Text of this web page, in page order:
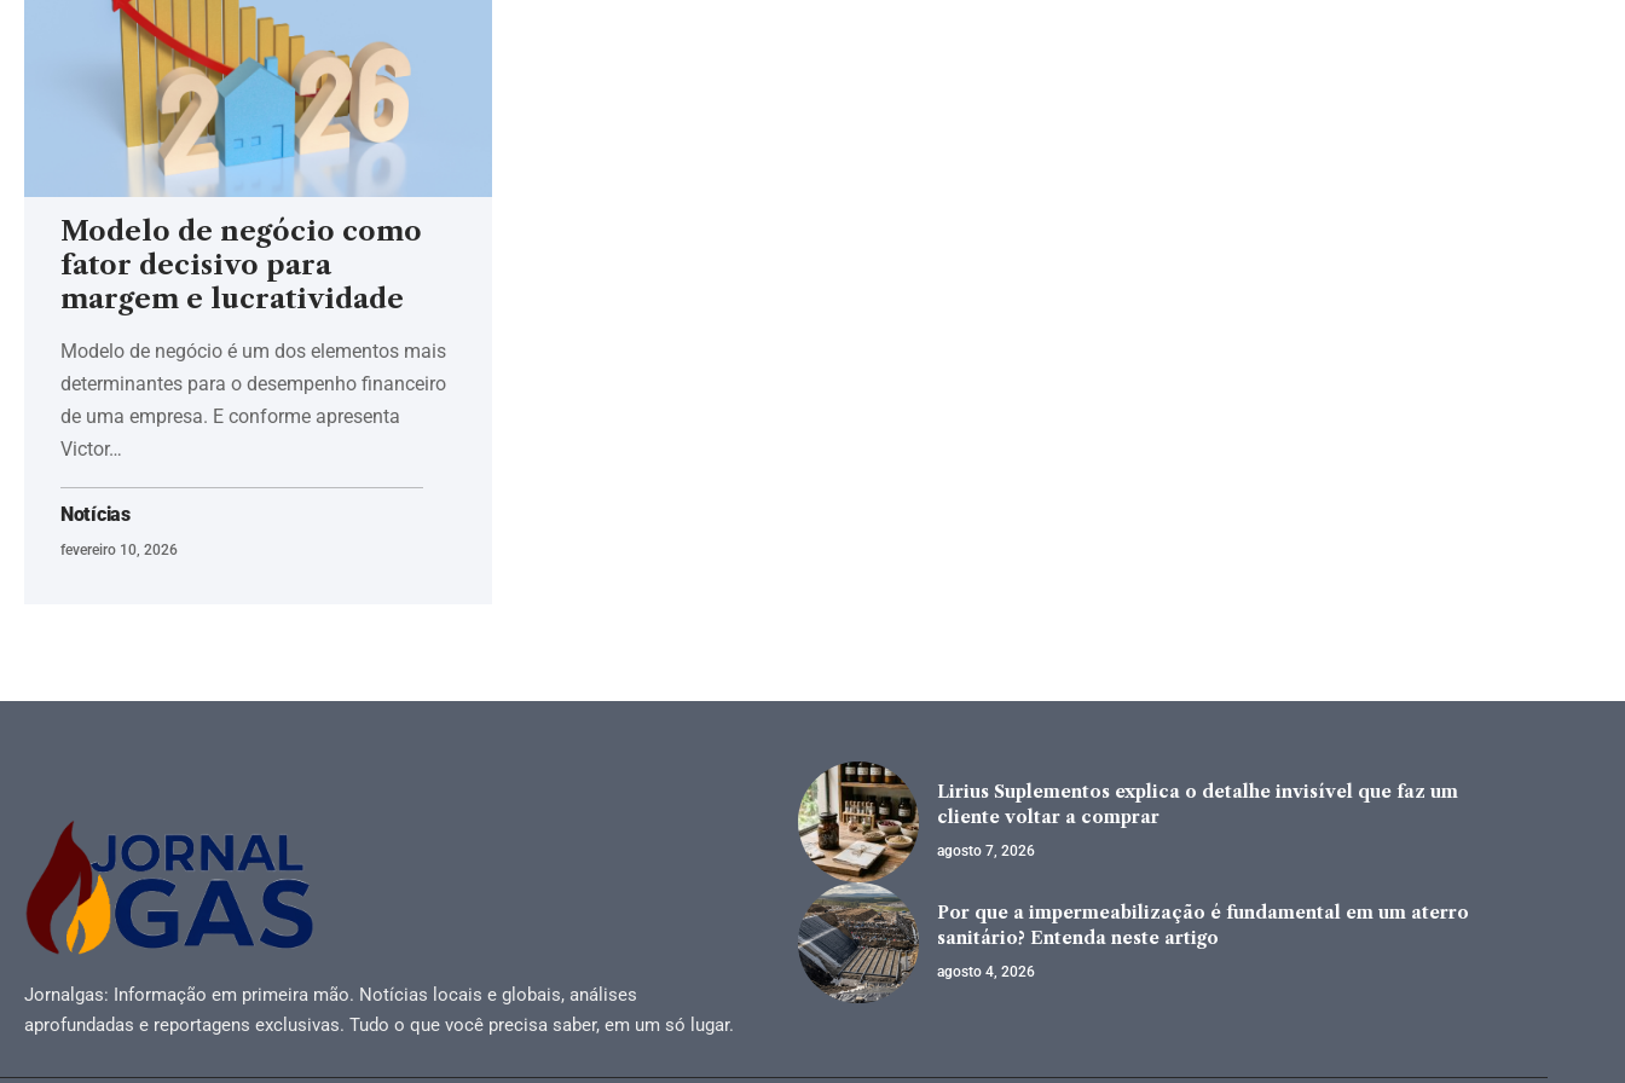
Modelo de negócio como
fator decisivo para
margem e lucratividade
Modelo de negócio é um dos elementos mais
determinantes para o desempenho financeiro
de uma empresa. E conforme apresenta
Victor…
Notícias
fevereiro 10, 2026
Jornalgas: Informação em primeira mão. Notícias locais e globais, análises
aprofundadas e reportagens exclusivas. Tudo o que você precisa saber, em um só lugar.
Lirius Suplementos explica o detalhe invisível que faz um
cliente voltar a comprar
agosto 7, 2026
Por que a impermeabilização é fundamental em um aterro
sanitário? Entenda neste artigo
agosto 4, 2026